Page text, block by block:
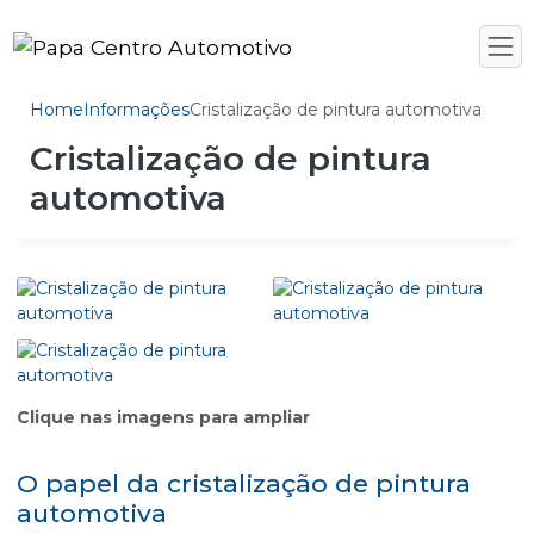
HomeInformaçõesCristalização de pintura automotiva
Cristalização de pintura
automotiva
Clique nas imagens para ampliar
O papel da cristalização de pintura
automotiva